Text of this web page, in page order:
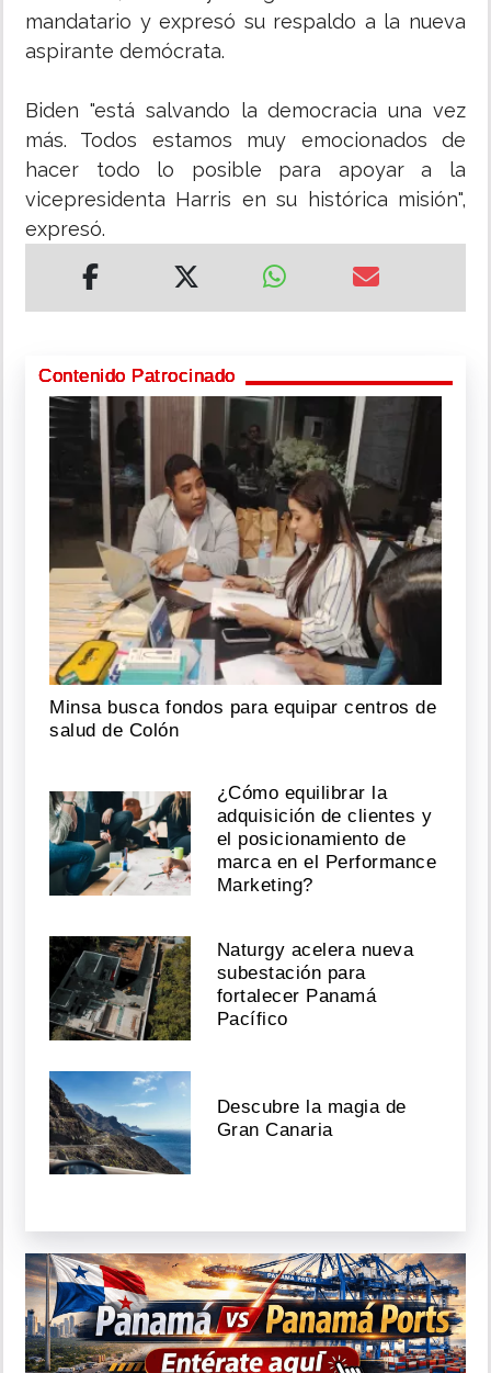
mandatario y expresó su respaldo a la nueva
aspirante demócrata.
Biden "está salvando la democracia una vez
más. Todos estamos muy emocionados de
hacer todo lo posible para apoyar a la
vicepresidenta Harris en su histórica misión",
expresó.
Contenido Patrocinado
Minsa busca fondos para equipar centros de
salud de Colón
¿Cómo equilibrar la
adquisición de clientes y
el posicionamiento de
marca en el Performance
Marketing?
Naturgy acelera nueva
subestación para
fortalecer Panamá
Pacífico
Descubre la magia de
Gran Canaria